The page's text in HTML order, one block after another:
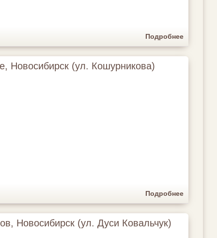
Подробнее
Новосибирск (ул. Кошурникова)
Подробнее
Новосибирск (ул. Дуси Ковальчук)